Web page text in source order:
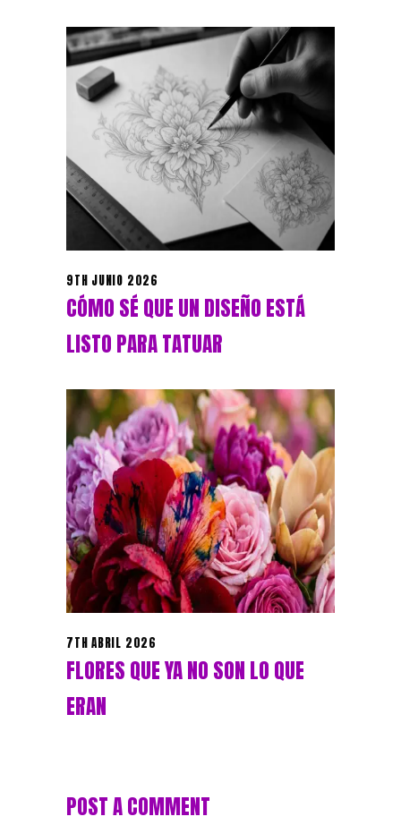
9TH JUNIO 2026
CÓMO SÉ QUE UN DISEÑO ESTÁ
LISTO PARA TATUAR
7TH ABRIL 2026
FLORES QUE YA NO SON LO QUE
ERAN
POST A COMMENT